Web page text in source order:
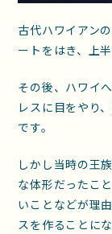
古代ハワイアン
ートをはき、上
その後、ハワイ
レスに目をやり
です。
しかし当時の王
な体形だったこ
いことなどが理
スを作ることに